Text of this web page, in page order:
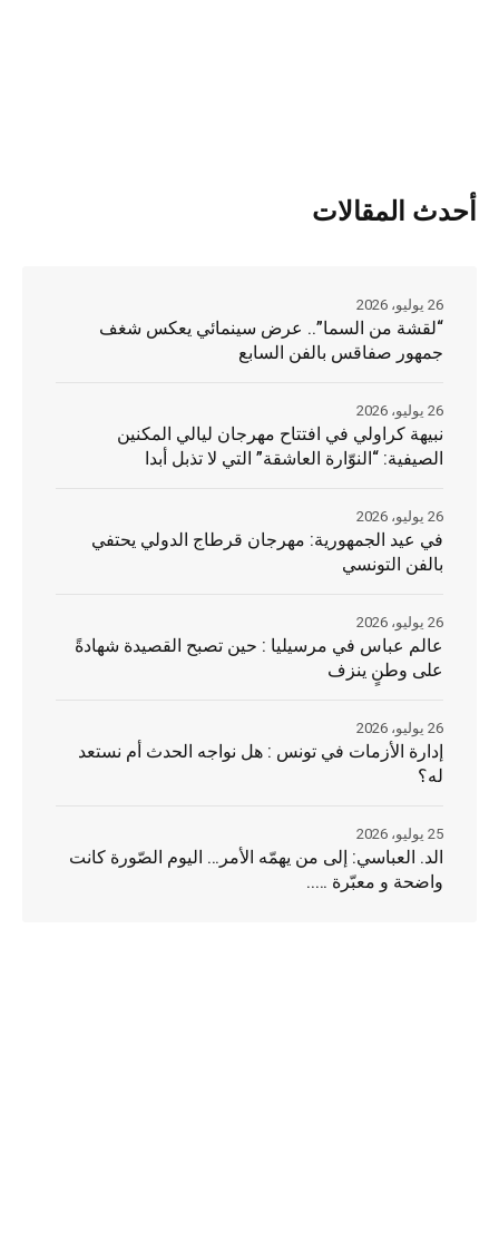
أحدث المقالات
“لقشة من السما”.. عرض سينمائي يعكس شغف
جمهور صفاقس بالفن السابع
26 يوليو، 2026
نبيهة كراولي في افتتاح مهرجان ليالي المكنين
الصيفية: “النوّارة العاشقة” التي لا تذبل أبدا
26 يوليو، 2026
في عيد الجمهورية: مهرجان قرطاج الدولي يحتفي
بالفن التونسي
26 يوليو، 2026
عالم عباس في مرسيليا : حين تصبح القصيدة شهادةً
على وطنٍ ينزف
26 يوليو، 2026
إدارة الأزمات في تونس : هل نواجه الحدث أم نستعد
له؟
26 يوليو، 2026
الد. العباسي: إلى من يهمّه الأمر… اليوم الصّورة كانت
واضحة و معبّرة …..
25 يوليو، 2026